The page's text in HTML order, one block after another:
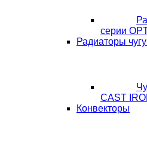
серии
Радиаторы
CAST
Конвекторы